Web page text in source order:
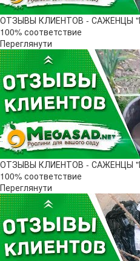
ОТЗЫВЫ КЛИЕНТОВ - САЖЕНЦЫ
100% соответствие
Переглянути
ОТЗЫВЫ КЛИЕНТОВ - САЖЕНЦЫ
100% соответствие
Переглянути